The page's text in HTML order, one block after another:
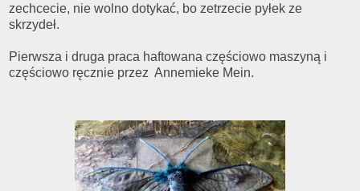
zechcecie, nie wolno dotykać, bo zetrzecie pyłek ze
skrzydeł.
Pierwsza i druga praca haftowana częściowo maszyną i
częściowo ręcznie przez Annemieke Mein.